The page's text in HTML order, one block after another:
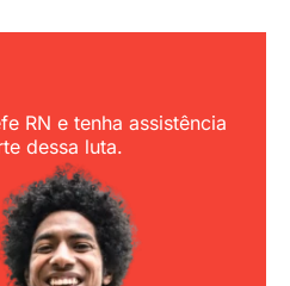
RN e tenha assistência
dessa luta.